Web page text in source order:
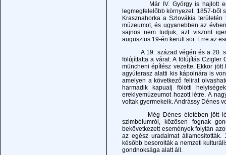
Már IV. György is hajlott egy
legmegfelelőbb környezet. 1857-ből
Krasznahorka a Szlovákia
múzeumot, és ugyanebben az
sajnos nem tudjuk, azt viszont
augusztus 19-én került sor. Erre az
A 19. század végén és a 20.
fölújíttatta a várat. A fölújítás Czigler
müncheni építész vezette. Ekkor
agyúterasz alatti kis kápolnára is
amelyen a következő felirat
harmadik kapualj fölötti
ereklyemúzeumot hozott létre. A
voltak gyermekeik. Andrássy Dénes
Még Dénes életében jött létre
szimbólumról, közösen fognak
bekövetkezett események folytán
az egész uradalmat
később besorolták a nemzeti
gondnoksága alatt áll.